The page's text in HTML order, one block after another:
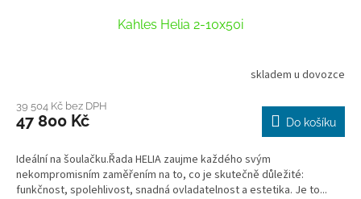
Kahles Helia 2-10x50i
skladem u dovozce
39 504 Kč bez DPH
47 800 Kč Do košíku
Ideální na šoulačku.Řada HELIA zaujme každého svým
nekompromisním zaměřením na to, co je skutečně důležité:
funkčnost, spolehlivost, snadná ovladatelnost a estetika. Je to...